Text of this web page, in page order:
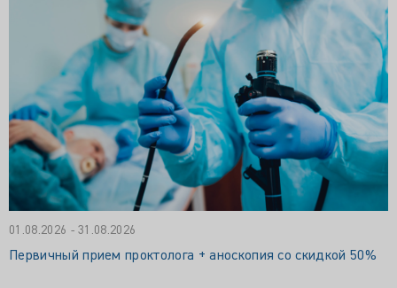
01.08.2026 - 31.08.2026
Первичный прием проктолога + аноскопия со скидкой 50%